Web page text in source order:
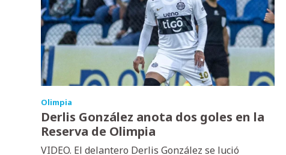
Olimpia
Derlis González anota dos goles en la
Reserva de Olimpia
VIDEO. El delantero Derlis González se lució